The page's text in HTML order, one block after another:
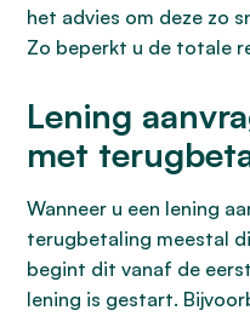
het advies om deze zo
Zo beperkt u de totale
Lening
met
Wanneer u een lening
terugbetaling meestal
begint dit vanaf de
lening is gestart.